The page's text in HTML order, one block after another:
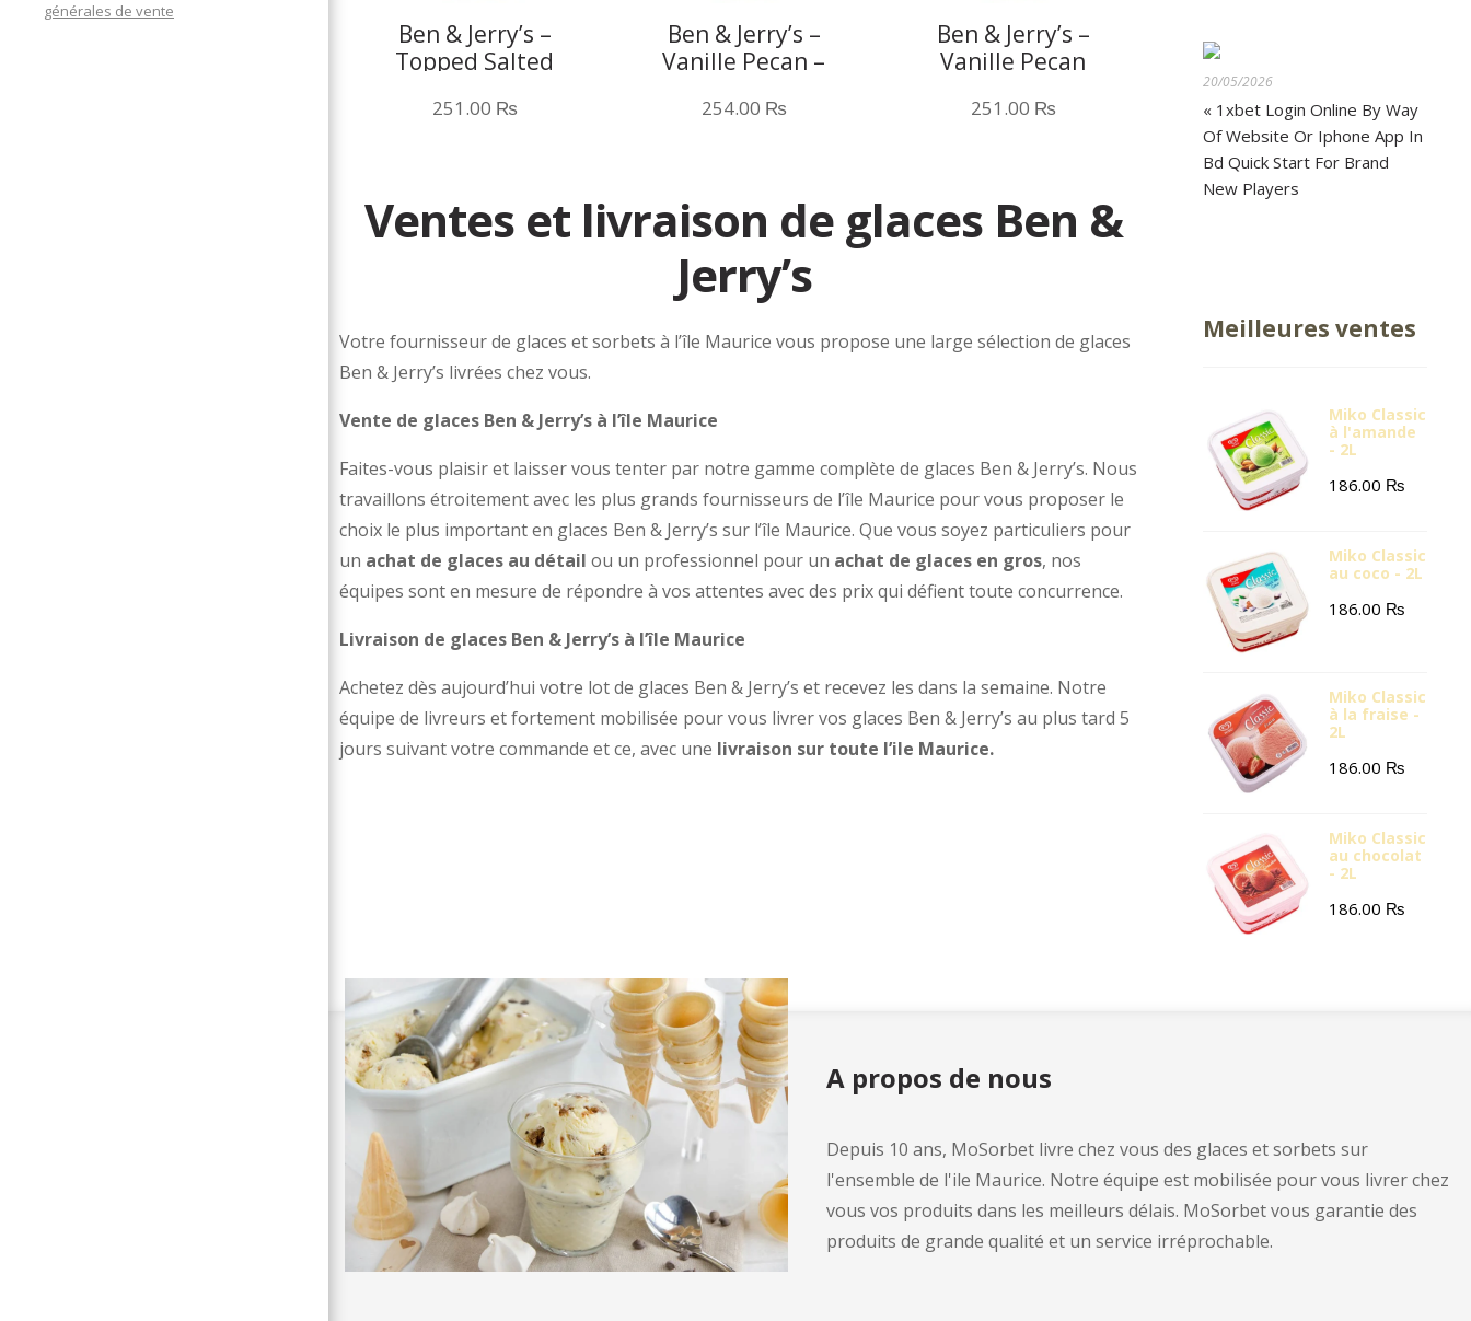
générales de vente
Ben & Jerry’s –
Topped Salted
438 ML
251.00 ₨
Ben & Jerry’s –
Vanille Pecan –
254.00 ₨
Ben & Jerry’s –
Vanille Pecan
251.00 ₨
Ventes et livraison de glaces Ben &
Jerry’s
Votre fournisseur de glaces et sorbets à l’île Maurice vous propose une large sélection de glaces
Ben & Jerry’s livrées chez vous.
Vente de glaces Ben & Jerry’s à l’île Maurice
Faites-vous plaisir et laisser vous tenter par notre gamme complète de glaces Ben & Jerry’s. Nous
travaillons étroitement avec les plus grands fournisseurs de l’île Maurice pour vous proposer le
choix le plus important en glaces Ben & Jerry’s sur l’île Maurice. Que vous soyez particuliers pour
un achat de glaces au détail ou un professionnel pour un achat de glaces en gros, nos
équipes sont en mesure de répondre à vos attentes avec des prix qui défient toute concurrence.
Livraison de glaces Ben & Jerry’s à l’île Maurice
Achetez dès aujourd’hui votre lot de glaces Ben & Jerry’s et recevez les dans la semaine. Notre
équipe de livreurs et fortement mobilisée pour vous livrer vos glaces Ben & Jerry’s au plus tard 5
jours suivant votre commande et ce, avec une livraison sur toute l’ile Maurice.
20/05/2026
« 1xbet Login Online By Way
Of Website Or Iphone App In
Bd Quick Start For Brand
New Players
Meilleures ventes
Miko Classic
à l'amande
- 2L
186.00 ₨
Miko Classic
au coco - 2L
186.00 ₨
Miko Classic
à la fraise -
2L
186.00 ₨
Miko Classic
au chocolat
- 2L
186.00 ₨
A propos de nous
Depuis 10 ans, MoSorbet livre chez vous des glaces et sorbets sur
l'ensemble de l'ile Maurice. Notre équipe est mobilisée pour vous livrer chez
vous vos produits dans les meilleurs délais. MoSorbet vous garantie des
produits de grande qualité et un service irréprochable.